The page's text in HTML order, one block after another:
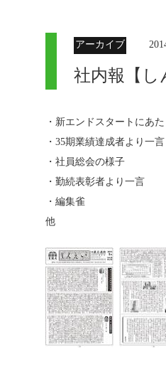
アーカイブ
社内報【し
・新エンドスタートにあ
・35期業績達成者より一言
・社員総会の様子
・勤続表彰者より一言
・編集雀
他